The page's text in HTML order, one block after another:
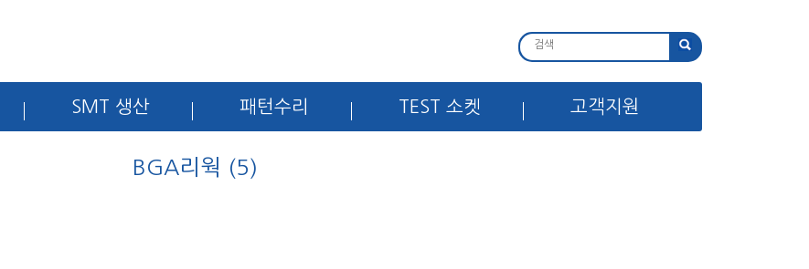
SMT 생산 패턴수리 TEST 소켓 고객지원
BGA리웍 (5)